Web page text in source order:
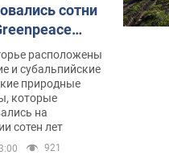
сотни
расположены
и субальпийские
природные
которые
на
сотен лет
921